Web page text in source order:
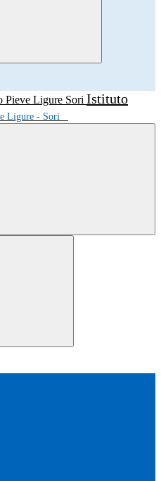
Istituto
Ligure - Sori